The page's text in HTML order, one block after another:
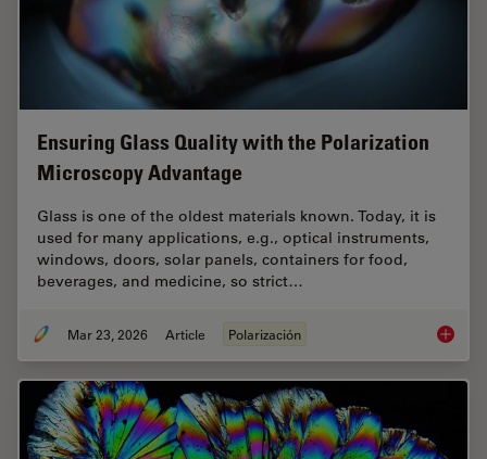
Ensuring Glass Quality with the Polarization
Microscopy Advantage
Glass is one of the oldest materials known. Today, it is
used for many applications, e.g., optical instruments,
windows, doors, solar panels, containers for food,
beverages, and medicine, so strict…
Mar 23, 2026 Article Polarización